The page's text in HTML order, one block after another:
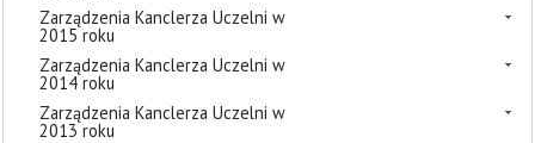
Zarządzenia Kanclerza Uczelni w
2015 roku
Zarządzenia Kanclerza Uczelni w
2014 roku
Zarządzenia Kanclerza Uczelni w
2013 roku